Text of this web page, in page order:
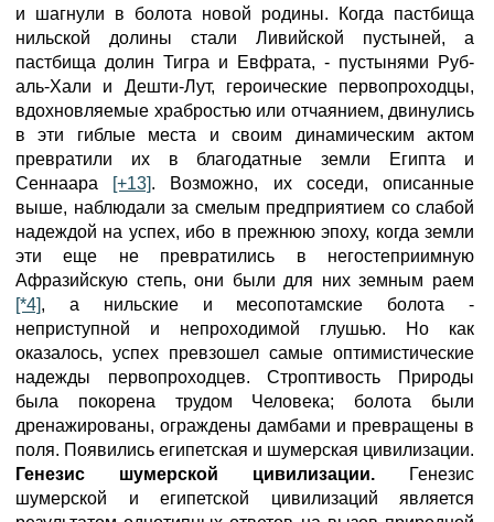
и шагнули в болота новой родины. Когда пастбища
нильской долины стали Ливийской пустыней, а
пастбища долин Тигра и Евфрата, - пустынями Руб-
аль-Хали и Дешти-Лут, героические первопроходцы,
вдохновляемые храбростью или отчаянием, двинулись
в эти гиблые места и своим динамическим актом
превратили их в благодатные земли Египта и
Сеннаара
[+13]. Возможно, их соседи, описанные
выше, наблюдали за смелым предприятием со слабой
надеждой на успех, ибо в прежнюю эпоху, когда земли
эти еще не превратились в негостеприимную
Афразийскую степь, они были для них земным раем
[*4], а нильские и месопотамские болота -
неприступной и непроходимой глушью. Но как
оказалось, успех превзошел самые оптимистические
надежды первопроходцев. Строптивость Природы
была покорена трудом Человека; болота были
дренажированы, ограждены дамбами и превращены в
поля. Появились египетская и шумерская цивилизации.
Генезис шумерской цивилизации. Генезис
шумерской и египетской цивилизаций является